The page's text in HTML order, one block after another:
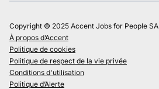
Copyright © 2025 Accent Jobs for People SA
À propos d’Accent
Politique de cookies
Politique de respect de la vie privée
Conditions d'utilisation
Politique d’Alerte